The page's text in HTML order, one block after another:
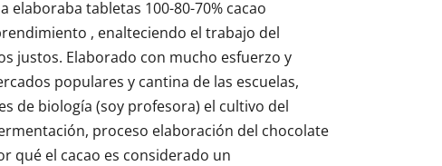
elaboraba tabletas 100-80-70% cacao
, enalteciendo el trabajo del
justos. Elaborado con mucho esfuerzo y
populares y cantina de las escuelas,
de biología (soy profesora) el cultivo del
proceso elaboración del chocolate
qué el cacao es considerado un